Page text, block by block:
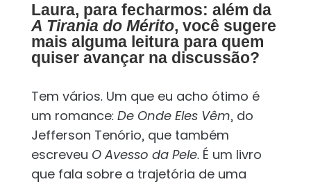
Laura, para fecharmos: além da
A Tirania do Mérito, você sugere
mais alguma leitura para quem
quiser avançar na discussão?
Tem vários. Um que eu acho ótimo é
um romance: De Onde Eles Vêm, do
Jefferson Tenório, que também
escreveu O Avesso da Pele. É um livro
que fala sobre a trajetória de uma